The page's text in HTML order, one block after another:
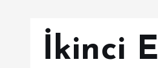
İkinci